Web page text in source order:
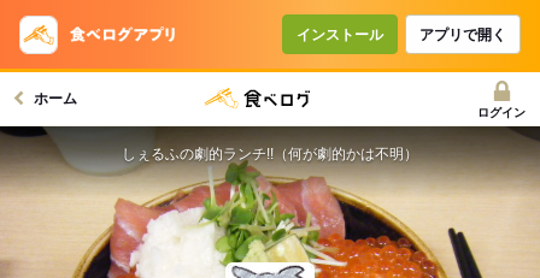
インストール アプリで開く
ホーム
ログイン
しぇるふの劇的ランチ!!（何が劇的かは不明）